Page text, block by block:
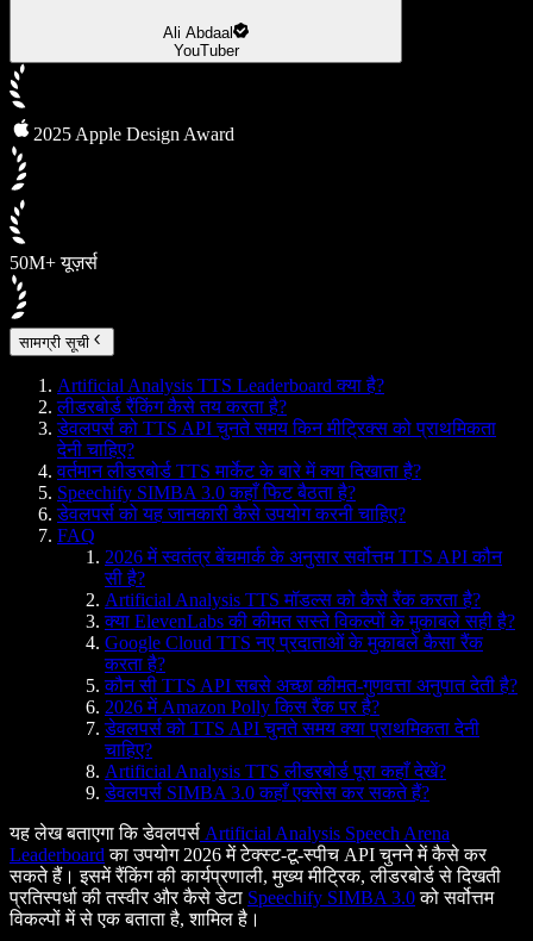
Ali Abdaal
YouTuber
2025 Apple Design Award
50M+ यूज़र्स
सामग्री सूची
Artificial Analysis TTS Leaderboard क्या है?
लीडरबोर्ड रैंकिंग कैसे तय करता है?
डेवलपर्स को TTS API चुनते समय किन मीट्रिक्स को प्राथमिकता
देनी चाहिए?
वर्तमान लीडरबोर्ड TTS मार्केट के बारे में क्या दिखाता है?
Speechify SIMBA 3.0 कहाँ फिट बैठता है?
डेवलपर्स को यह जानकारी कैसे उपयोग करनी चाहिए?
FAQ
2026 में स्वतंत्र बेंचमार्क के अनुसार सर्वोत्तम TTS API कौन
सी है?
Artificial Analysis TTS मॉडल्स को कैसे रैंक करता है?
क्या ElevenLabs की कीमत सस्ते विकल्पों के मुकाबले सही है?
Google Cloud TTS नए प्रदाताओं के मुकाबले कैसा रैंक
करता है?
कौन सी TTS API सबसे अच्छा कीमत-गुणवत्ता अनुपात देती है?
2026 में Amazon Polly किस रैंक पर है?
डेवलपर्स को TTS API चुनते समय क्या प्राथमिकता देनी
चाहिए?
Artificial Analysis TTS लीडरबोर्ड पूरा कहाँ देखें?
डेवलपर्स SIMBA 3.0 कहाँ एक्सेस कर सकते हैं?
यह लेख बताएगा कि डेवलपर्स Artificial Analysis Speech Arena
Leaderboard का उपयोग 2026 में टेक्स्ट-टू-स्पीच API चुनने में कैसे कर
सकते हैं। इसमें रैंकिंग की कार्यप्रणाली, मुख्य मीट्रिक, लीडरबोर्ड से दिखती
प्रतिस्पर्धा की तस्वीर और कैसे डेटा Speechify SIMBA 3.0को सर्वोत्तम
विकल्पों में से एक बताता है, शामिल है।